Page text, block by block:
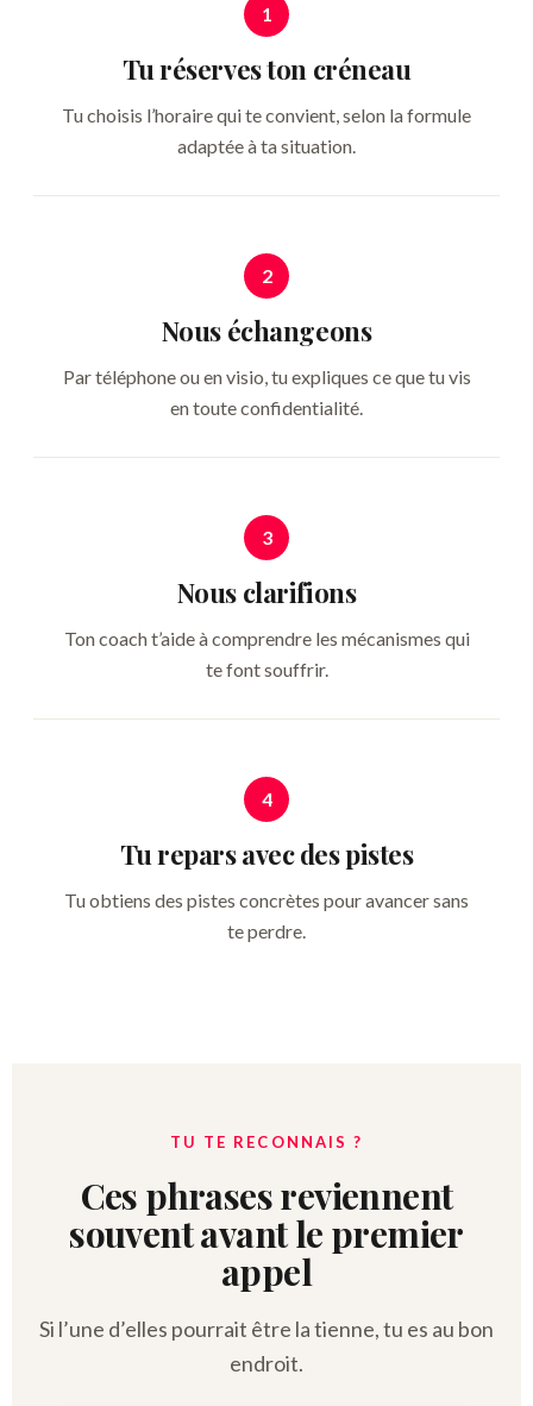
1
Tu réserves ton créneau
Tu choisis l’horaire qui te convient, selon la formule
adaptée à ta situation.
2
Nous échangeons
Par téléphone ou en visio, tu expliques ce que tu vis
en toute confidentialité.
3
Nous clarifions
Ton coach t’aide à comprendre les mécanismes qui
te font souffrir.
4
Tu repars avec des pistes
Tu obtiens des pistes concrètes pour avancer sans
te perdre.
TU TE RECONNAIS ?
Ces phrases reviennent
souvent avant le premier
appel
Si l’une d’elles pourrait être la tienne, tu es au bon
endroit.